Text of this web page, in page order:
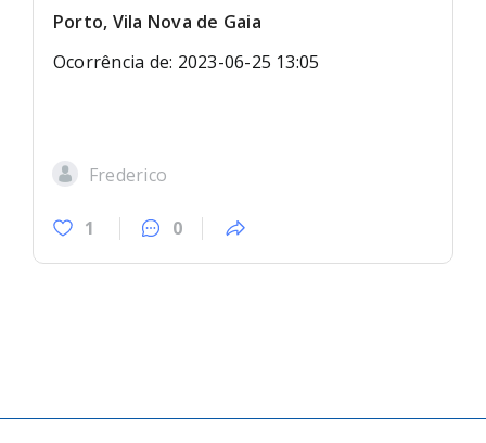
Porto, Vila Nova de Gaia
Ocorrência de: 2023-06-25 13:05
Frederico
1 0